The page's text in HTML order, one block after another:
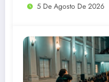
5 De Agosto De 2026